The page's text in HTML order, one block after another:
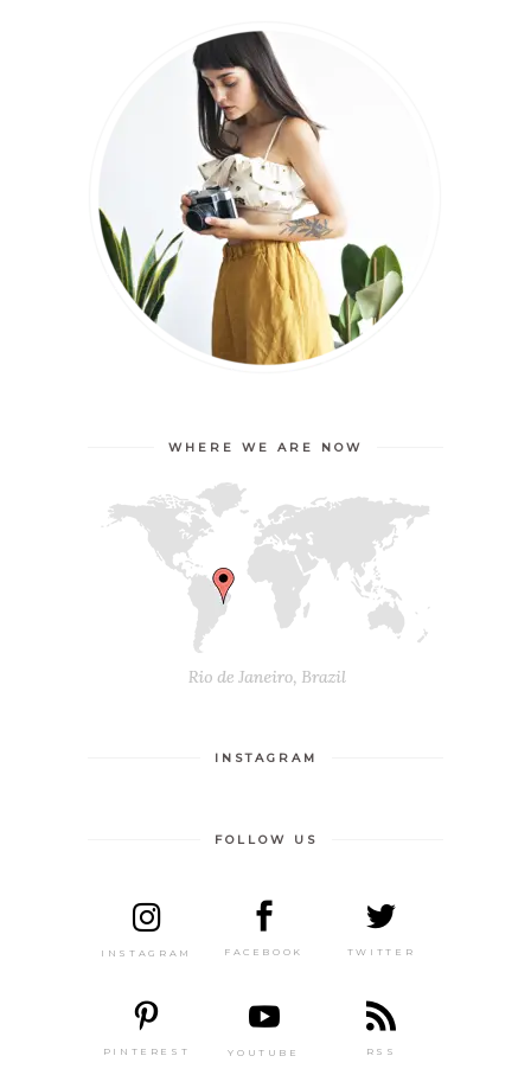
WHERE WE ARE NOW
INSTAGRAM
FOLLOW US
INSTAGRAM FACEBOOK TWITTER
PINTEREST YOUTUBE RSS